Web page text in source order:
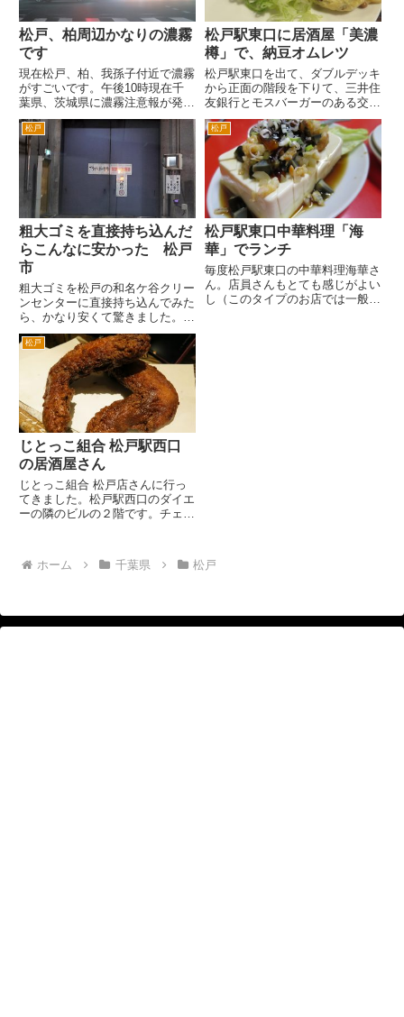
松戸、柏周辺かなりの濃霧
です
現在松戸、柏、我孫子付近で濃霧
がすごいです。午後10時現在千
葉県、茨城県に濃霧注意報が発令
されています。 これは、国道6号
岩瀬交差点付近です。背後のドゥ
カティのディーラーの看板がうっ
すらとみえます。 同じく6号南
花島の交差点です。濃霧のた...
松戸駅東口に居酒屋「美濃
樽」で、納豆オムレツ
松戸駅東口を出て、ダブルデッキ
から正面の階段を下りて、三井住
友銀行とモスバーガーのある交差
点を右折し、３０秒程度歩いた右
手の角にある美濃地方のお料理が
テーマの居酒屋「美濃樽」さん。
一皿一皿が少量で、価格もお手
頃なんで、いろいろ食べること...
松戸
粗大ゴミを直接持ち込んだ
らこんなに安かった 松戸
市
粗大ゴミを松戸の和名ケ谷クリー
ンセンターに直接持ち込んでみた
ら、かなり安くて驚きました。
松戸市で粗大をゴミを出す場合
は、松戸市役所の粗大ゴミのペー
ジを見ます。 粗大ゴミの処理の
仕方は、松戸市では２通りありま
す。電話して、取りに来てもらう
方...
松戸
松戸駅東口中華料理「海
華」でランチ
毎度松戸駅東口の中華料理海華さ
ん。店員さんもとても感じがよい
し（このタイプのお店では一般的
松戸
じとっこ組合 松戸駅西口
の居酒屋さん
じとっこ組合 松戸店さんに行っ
てきました。松戸駅西口のダイエ
ーの隣のビルの２階です。チェー
田農場なんですね。柏駅東口のハ
ウディーモール（イトーヨーカド
ホーム 千葉県 松戸